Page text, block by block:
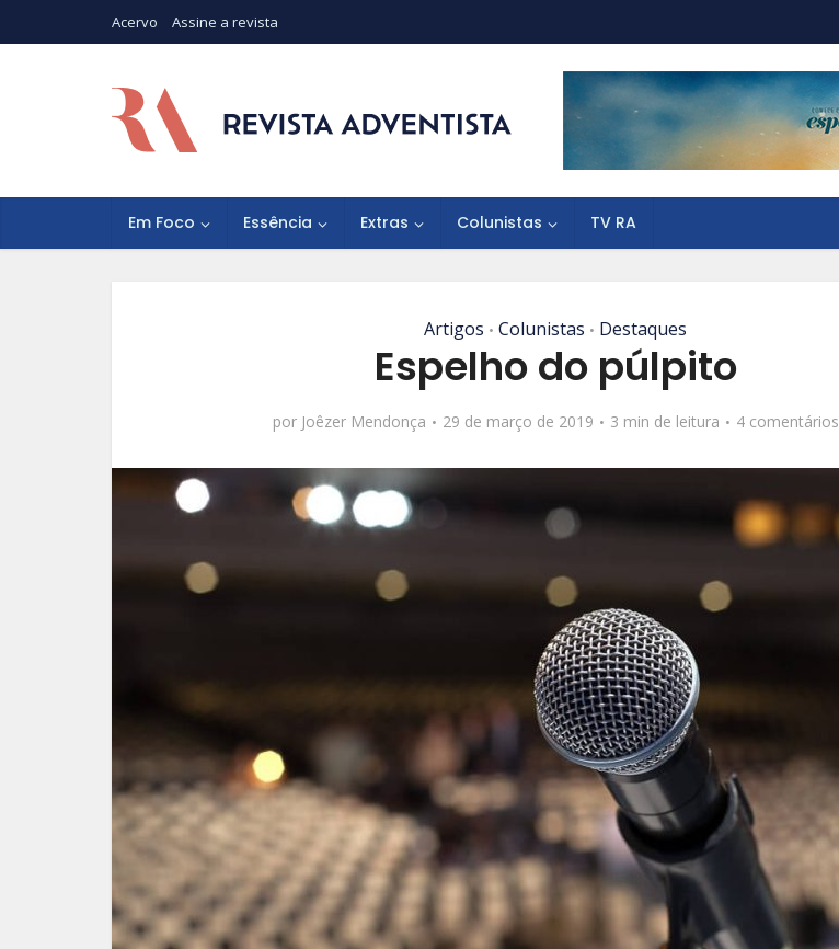
Acervo Assine a revista
Em Foco Essência Extras Colunistas TV RA
Artigos • Colunistas • Destaques
Espelho do púlpito
por Joêzer Mendonça 29 de março de 2019 3 min de leitura 4 comentários